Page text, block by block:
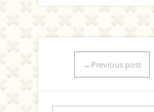
←Previous post